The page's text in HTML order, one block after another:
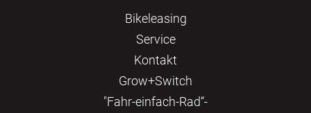
Bikeleasing
Service
Kontakt
Grow+Switch
"Fahr-einfach-Rad“-